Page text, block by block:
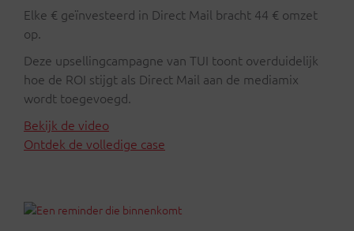
Elke € geïnvesteerd in Direct Mail bracht 44 € omzet
op.
Deze upsellingcampagne van TUI toont overduidelijk
hoe de ROI stijgt als Direct Mail aan de mediamix
wordt toegevoegd.
Bekijk de video
Ontdek de volledige case